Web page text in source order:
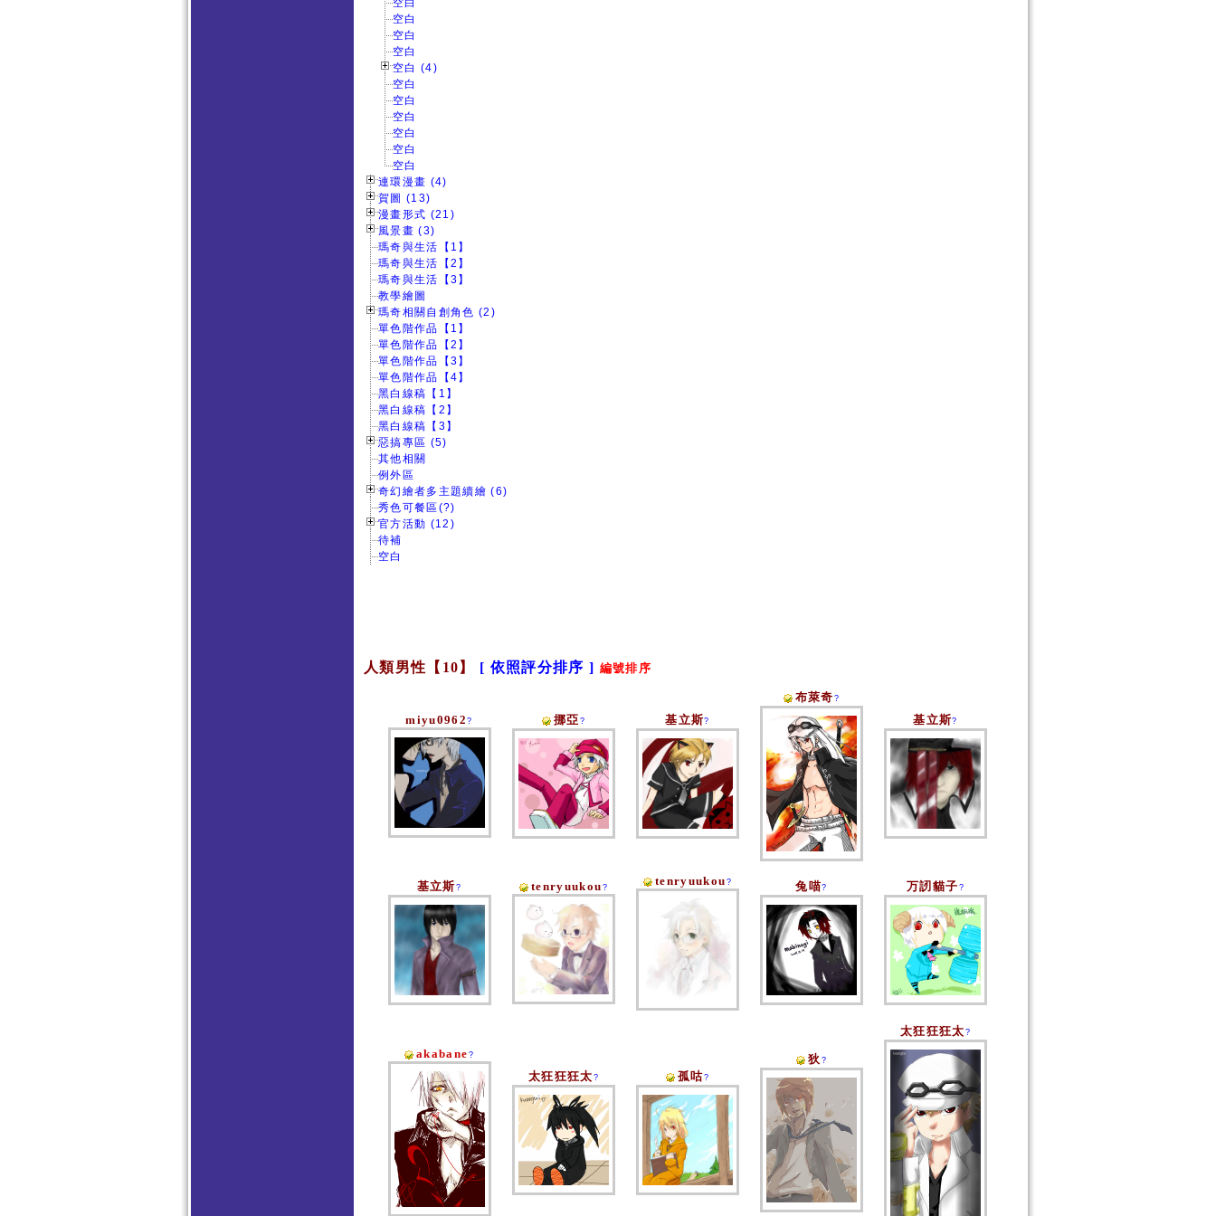
空白
空白
空白
空白
空白 (4)
空白
空白
空白
空白
空白
空白
連環漫畫 (4)
賀圖 (13)
漫畫形式 (21)
風景畫 (3)
瑪奇與生活【1】
瑪奇與生活【2】
瑪奇與生活【3】
教學繪圖
瑪奇相關自創角色 (2)
單色階作品【1】
單色階作品【2】
單色階作品【3】
單色階作品【4】
黑白線稿【1】
黑白線稿【2】
黑白線稿【3】
惡搞專區 (5)
其他相關
例外區
奇幻繪者多主題續繪 (6)
秀色可餐區(?)
官方活動 (12)
待補
空白
人類男性【10】 [ 依照評分排序 ] 編號排序
miyu0962? 挪亞 ? 基立斯?
布萊奇 ?
基立斯?
基立斯? tenryuukou ? tenryuukou ? 兔喵? 万訒貓子 ?
akabane ?
太狂狂狂太 ? 孤咕?
狄 ?
太狂狂狂太 ?